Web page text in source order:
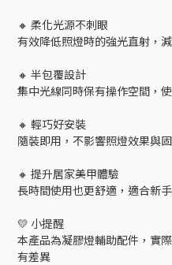
🔸 柔化光源不刺眼
有效降低照燈時的強光直射，
🔸 半包覆設計
集中光線同時保有操作空間，
🔸 輕巧好安裝
隨裝即用，不影響照燈效果與
🔸 提升居家美甲體驗
長時間使用也更舒適，適合新
💛 小提醒
本產品為凝膠燈輔助配件，實
有差異